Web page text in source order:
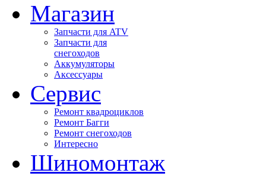
Магазин
Запчасти для ATV
Запчасти для
снегоходов
Аккумуляторы
Аксессуары
Сервис
Ремонт квадроциклов
Ремонт Багги
Ремонт снегоходов
Интересно
Шиномонтаж